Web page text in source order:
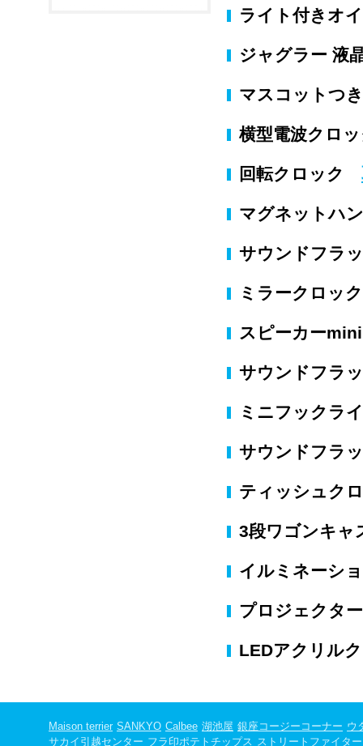
ライト付きオ
ジャグラー
マスコットつ
横型電波クロ
回転クロック
マグネットハ
サウンドフラ
ミラークロ
スピーカー
サウンドフラ
ミニフック
サウンドフラ
ティッシュク
3段ワゴンキ
イルミネーシ
プロジェクタ
LEDアクリル
Maison terrier SANKYO Calbee 湖池屋 銀座コージーコーナー ウ
サカイ引越センター フラ印ポテトチップス ストリートファイタ